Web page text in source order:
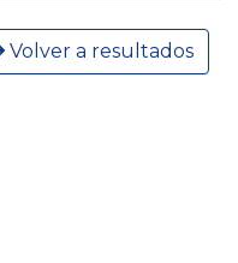
Volver a resultados